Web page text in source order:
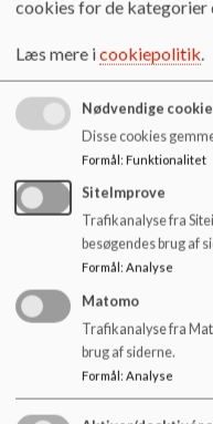
vanskeligheder
skole
Indgå med sparring i
niveau evt. sammen med
Dialog omkring børn-
Konsultativ/faglig
Understøtte skolernes
afhjælpe
Anbefale og give
underretninger,
når skolens ansatte har
Afklarende samtaler
forældre
Rådgivning og
barn/ung
Træffe afgørelser om
cookies for de kategorier
Læs mere icookiepolitik.
Nødvendige
Disse cookies
Formål: Funktionalitet
SiteImprove
Trafikanalyse fra
besøgendes brug af
Formål : Analyse
Matomo
Trafikanalyse fra
brug af siderne.
Formål: Analyse